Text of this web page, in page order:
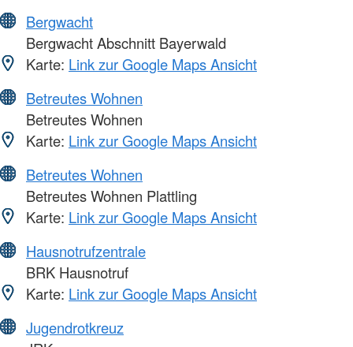
Bergwacht
Bergwacht Abschnitt Bayerwald
Karte: Link zur Google Maps Ansicht
Betreutes Wohnen
Betreutes Wohnen
Karte: Link zur Google Maps Ansicht
Betreutes Wohnen
Betreutes Wohnen Plattling
Karte: Link zur Google Maps Ansicht
Hausnotrufzentrale
BRK Hausnotruf
Karte: Link zur Google Maps Ansicht
Jugendrotkreuz